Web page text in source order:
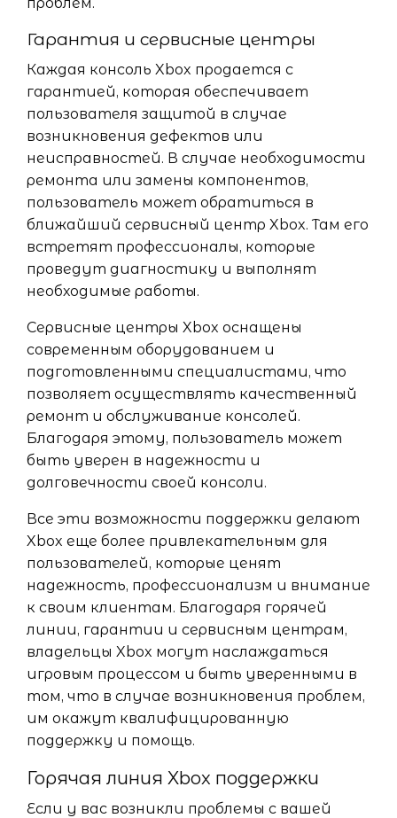
Гарантия и сервисные центры
Каждая консоль Xbox продается с
гарантией, которая обеспечивает
пользователя защитой в случае
возникновения дефектов или
неисправностей. В случае необходимости
ремонта или замены компонентов,
пользователь может обратиться в
ближайший сервисный центр Xbox. Там его
встретят профессионалы, которые
проведут диагностику и выполнят
необходимые работы.
Сервисные центры Xbox оснащены
современным оборудованием и
подготовленными специалистами, что
позволяет осуществлять качественный
ремонт и обслуживание консолей.
Благодаря этому, пользователь может
быть уверен в надежности и
долговечности своей консоли.
Все эти возможности поддержки делают
Xbox еще более привлекательным для
пользователей, которые ценят
надежность, профессионализм и внимание
к своим клиентам. Благодаря горячей
линии, гарантии и сервисным центрам,
владельцы Xbox могут наслаждаться
игровым процессом и быть уверенными в
том, что в случае возникновения проблем,
им окажут квалифицированную
поддержку и помощь.
Горячая линия Xbox поддержки
Если у вас возникли проблемы с вашей